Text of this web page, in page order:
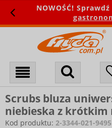
NOWOŚĆ!
Scrubs bluza
niebieska z krótkim
Kod produktu: 2-3344-021-9495